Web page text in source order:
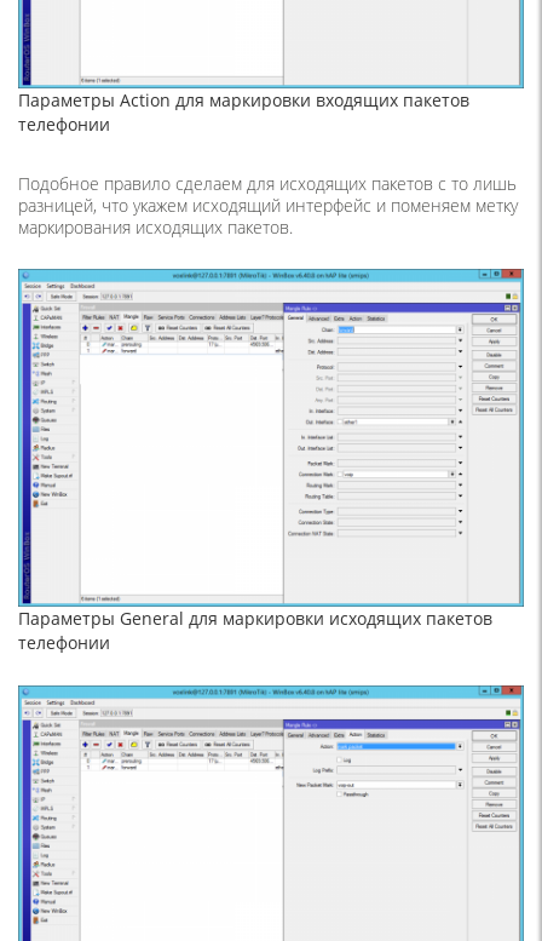
Параметры Action для маркировки входящих пакетов
телефонии
Подобное правило сделаем для исходящих пакетов с то лишь
разницей, что укажем исходящий интерфейс и поменяем метку
маркирования исходящих пакетов.
Параметры General для маркировки исходящих пакетов
телефонии